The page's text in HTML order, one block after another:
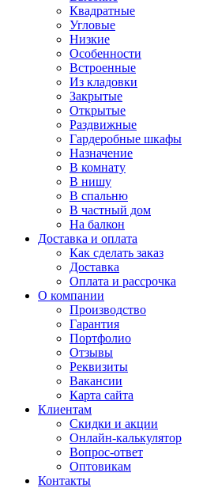
Квадратные
Угловые
Низкие
Особенности
Встроенные
Из кладовки
Закрытые
Открытые
Раздвижные
Гардеробные шкафы
Назначение
В комнату
В нишу
В спальню
В частный дом
На балкон
Доставка и оплата
Как сделать заказ
Доставка
Оплата и рассрочка
О компании
Производство
Гарантия
Портфолио
Отзывы
Реквизиты
Вакансии
Карта сайта
Клиентам
Скидки и акции
Онлайн-калькулятор
Вопрос-ответ
Оптовикам
Контакты